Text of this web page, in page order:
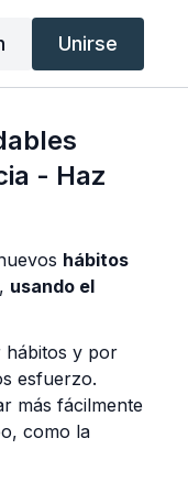
Unirse
- Haz
hábitos
usando el
hábitos y por
esfuerzo.
más fácilmente
como la